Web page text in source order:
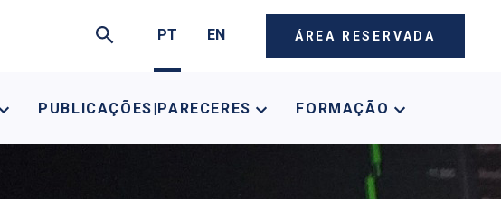
PT EN ÁREA RESERVADA
PUBLICAÇÕES|PARECERES FORMAÇÃO